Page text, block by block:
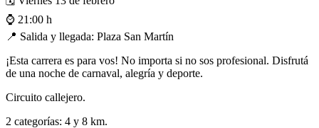
⌚ 21:00 h
📍 Salida y llegada: Plaza San Martín
¡Esta carrera es para vos! No importa si no sos profesional. Disfrutá
de una noche de carnaval, alegría y deporte.
Circuito callejero.
2 categorías: 4 y 8 km.